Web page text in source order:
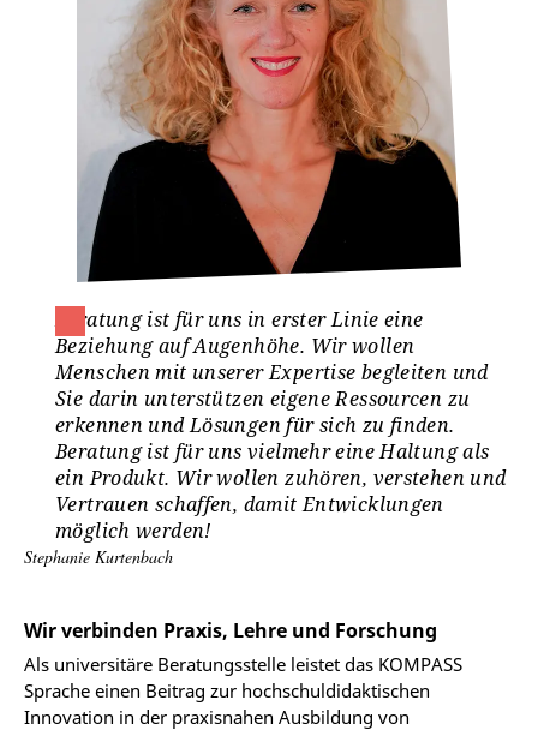
Beratung ist für uns in erster Linie eine
Beziehung auf Augenhöhe. Wir wollen
Menschen mit unserer Expertise begleiten und
Sie darin unterstützen eigene Ressourcen zu
erkennen und Lösungen für sich zu finden.
Beratung ist für uns vielmehr eine Haltung als
ein Produkt. Wir wollen zuhören, verstehen und
Vertrauen schaffen, damit Entwicklungen
möglich werden!
Stephanie Kurtenbach
Wir verbinden Praxis, Lehre und Forschung
Als universitäre Beratungsstelle leistet das KOMPASS
Sprache einen Beitrag zur hochschuldidaktischen
Innovation in der praxisnahen Ausbildung von